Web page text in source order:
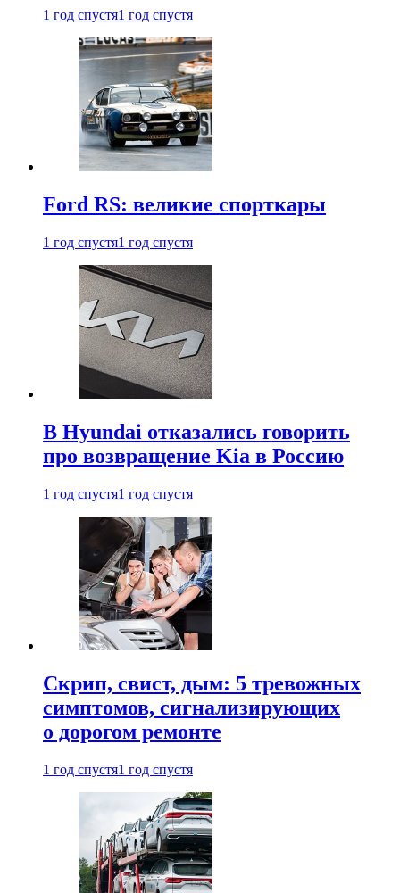
1 год спустя1 год спустя
Ford RS: великие спорткары
1 год спустя1 год спустя
В Hyundai отказались говорить
про возвращение Kia в Россию
1 год спустя1 год спустя
Скрип, свист, дым: 5 тревожных
симптомов, сигнализирующих
о дорогом ремонте
1 год спустя1 год спустя